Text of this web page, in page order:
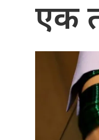
एक